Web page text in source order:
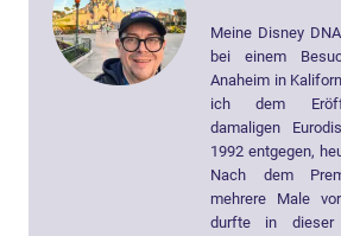
Meine Disney
bei einem
Anaheim in
ich dem
damaligen
1992 entgegen,
Nach dem
mehrere Male
durfte in dieser